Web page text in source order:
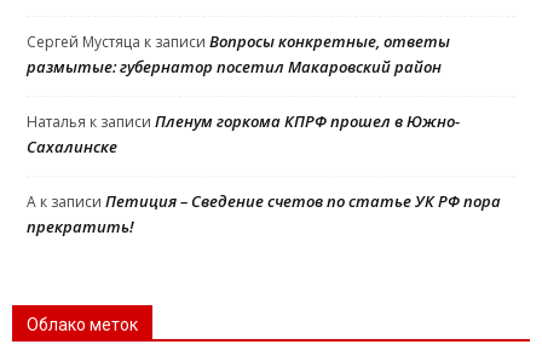
Сергей Мустяца к записи Вопросы конкретные, ответы
размытые: губернатор посетил Макаровский район
Наталья к записи Пленум горкома КПРФ прошел в Южно-
Сахалинске
A к записи Петиция – Сведение счетов по статье УК РФ пора
прекратить!
Облако меток